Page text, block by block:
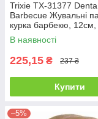
Trixie TX-31377
Barbecue Жувальні
курка барбекю, 12см,
шт. /10,5 г
В наявності
225,15 ₴ 237 ₴
Купити
–5%